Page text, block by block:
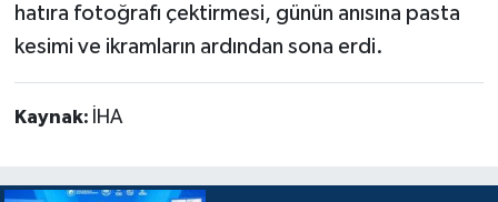
hatıra fotoğrafı çektirmesi, günün anısına pasta
kesimi ve ikramların ardından sona erdi.
Kaynak: İHA